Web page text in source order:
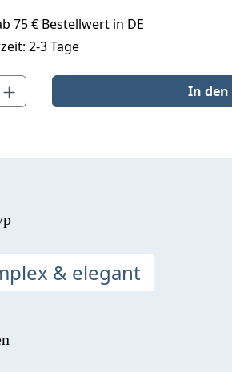
75 € Bestellwert in DE
2-3 Tage
Wert ein oder benutze die
In
& elegant